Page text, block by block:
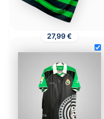
27,99 €